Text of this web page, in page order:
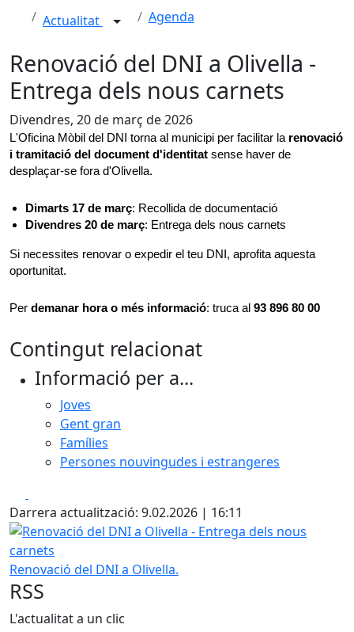
Actualitat Agenda
Renovació del DNI a Olivella -
Entrega dels nous carnets
Divendres, 20 de març de 2026
L'Oficina Mòbil del DNI torna al municipi per facilitar la renovació
i tramitació del document d'identitat sense haver de
desplaçar-se fora d'Olivella.
Dimarts 17 de març: Recollida de documentació
Divendres 20 de març: Entrega dels nous carnets
Si necessites renovar o expedir el teu DNI, aprofita aquesta
oportunitat.
Per demanar hora o més informació: truca al 93 896 80 00
Contingut relacionat
Informació per a...
Joves
Gent gran
Famílies
Persones nouvingudes i estrangeres
Darrera actualització: 9.02.2026 | 16:11
Renovació del DNI a Olivella - Entrega dels nous carnets
Renovació del DNI a Olivella.
RSS
L'actualitat a un clic